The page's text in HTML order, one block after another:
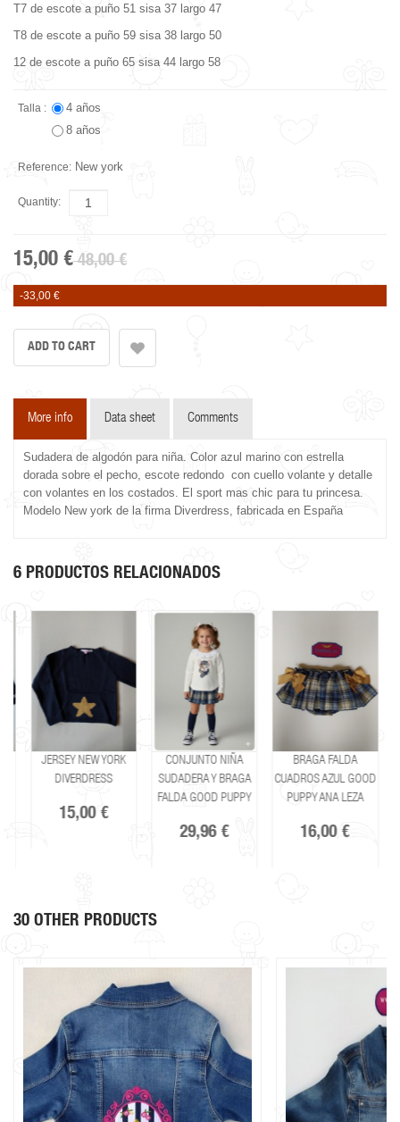
T7 de escote a puño 51 sisa 37 largo 47
T8 de escote a puño 59 sisa 38 largo 50
12 de escote a puño 65 sisa 44 largo 58
Talla :
4 años
8 años
Reference: New york
Quantity:
15,00 € 48,00 €
-33,00 €
More info Data sheet Comments
Sudadera de algodón para niña. Color azul marino con estrella
dorada sobre el pecho, escote redondo con cuello volante y detalle
con volantes en los costados. El sport mas chic para tu princesa.
Modelo New york de la firma Diverdress, fabricada en España
6 PRODUCTOS RELACIONADOS
CONJUNTO NIÑA
SUDADERA Y BRAGA
BRAGA FALDA
CUADROS AZUL GOOD
PUPPY ANA LEZA
16,00 €
SUDADERA VUELO
AZUL MON PETIT
BONBON
16,20 €
30 OTHER PRODUCTS